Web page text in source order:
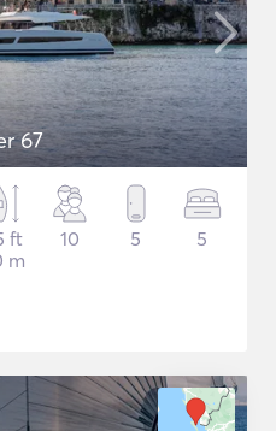
67
ft
m
10 5 5